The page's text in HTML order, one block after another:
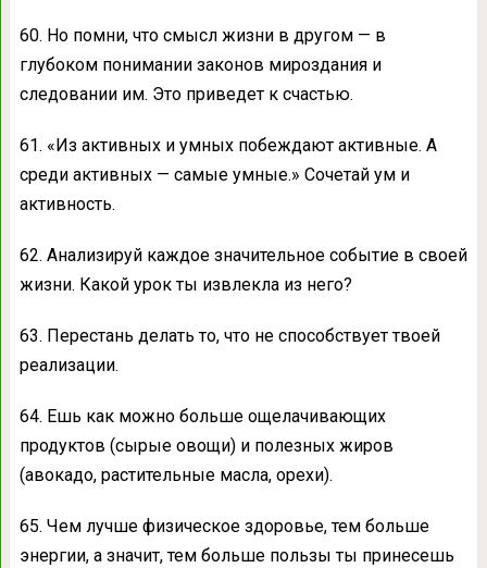
60. Но помни, что смысл жизни в другом — в
глубоком понимании законов мироздания и
следовании им. Это приведет к счастью.
61. «Из активных и умных побеждают активные. А
среди активных — самые умные.» Сочетай ум и
активность.
62. Анализируй каждое значительное событие в своей
жизни. Какой урок ты извлекла из него?
63. Перестань делать то, что не способствует твоей
реализации.
64. Ешь как можно больше ощелачивающих
продуктов (сырые овощи) и полезных жиров
(авокадо, растительные масла, орехи).
65. Чем лучше физическое здоровье, тем больше
энергии, а значит, тем больше пользы ты принесешь